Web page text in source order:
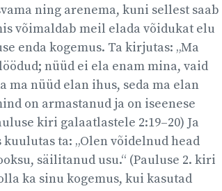
ning arenema, kuni sellest saab
võimaldab meil elada võidukat elu
enda kogemus. Ta kirjutas: „Ma
nüüd ei ela enam mina, vaid
ma nüüd elan ihus, seda ma elan
on armastanud ja on iseenese
kiri galaatlastele 2:19–20) Ja
ta: „Olen võidelnud head
säilitanud usu.“ (Pauluse 2. kiri
ka sinu kogemus, kui kasutad